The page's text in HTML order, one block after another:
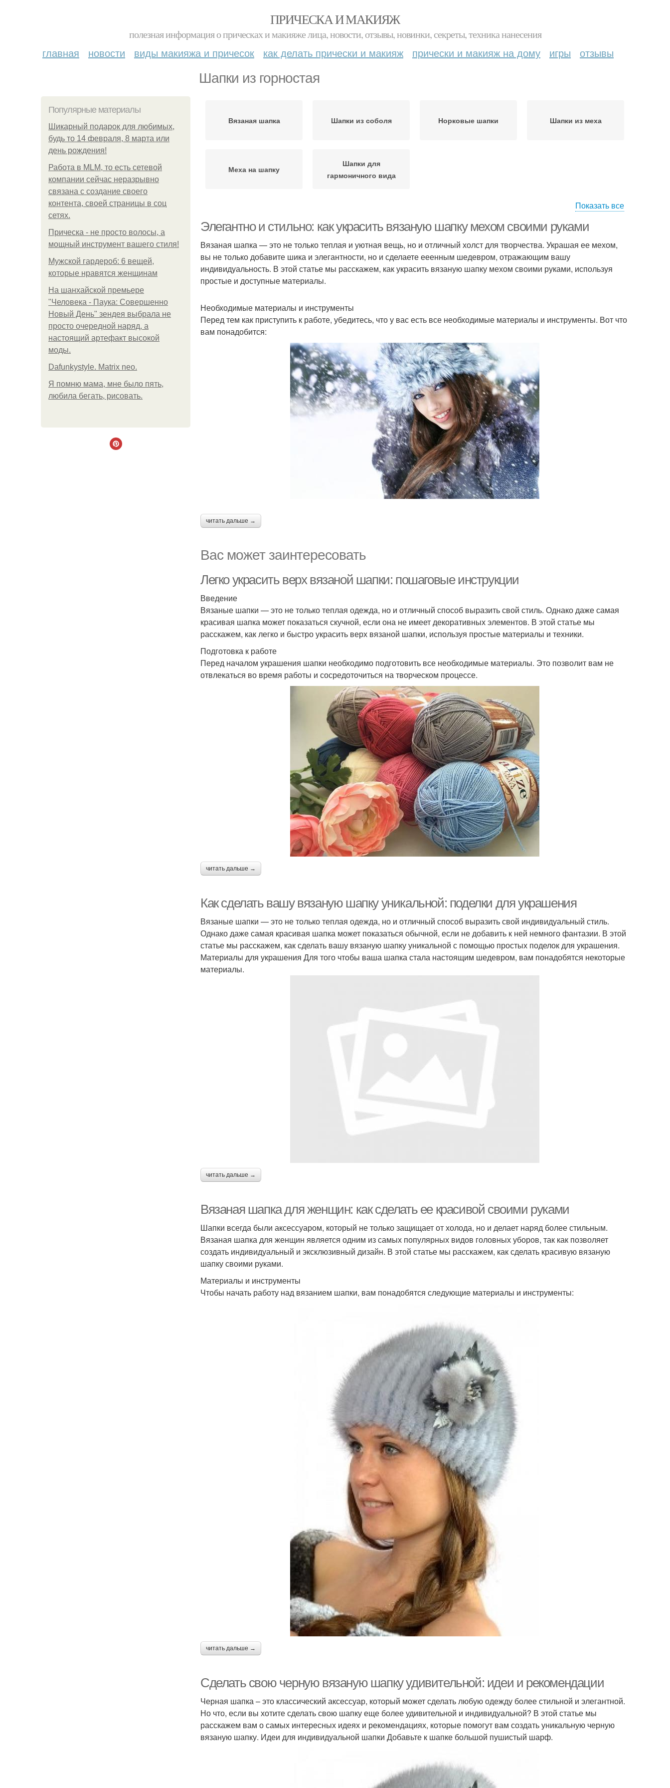
ПРИЧЕСКА И МАКИЯЖ
полезная информация о прическах и макияже лица, новости, отзывы, новинки, секреты, техника нанесения
главная новости виды макияжа и причесок как делать прически и макияж прически и макияж на дому игры отзывы
Шапки из горностая
Популярные материалы
Шикарный подарок для любимых,
будь то 14 февраля, 8 марта или
день рождения!
Работа в MLM, то есть сетевой
компании сейчас неразрывно
связана с создание своего
контента, своей страницы в соц
сетях.
Прическа - не просто волосы, а
мощный инструмент вашего стиля!
Мужской гардероб: 6 вещей,
которые нравятся женщинам
На шанхайской премьере
"Человека - Паука: Совершенно
Новый День" зендея выбрала не
просто очередной наряд, а
настоящий артефакт высокой
моды.
Dafunkystyle. Matrix neo.
Я помню мама, мне было пять,
любила бегать, рисовать.
Вязаная шапка Шапки из соболя Норковые шапки Шапки из меха
Меха на шапку
Шапки для
гармоничного вида
Показать все
Элегантно и стильно: как украсить вязаную шапку мехом своими руками
Вязаная шапка — это не только теплая и уютная вещь, но и отличный холст для творчества. Украшая ее мехом,
вы не только добавите шика и элегантности, но и сделаете ееенным шедевром, отражающим вашу
индивидуальность. В этой статье мы расскажем, как украсить вязаную шапку мехом своими руками, используя
простые и доступные материалы.
Необходимые материалы и инструменты
Перед тем как приступить к работе, убедитесь, что у вас есть все необходимые материалы и инструменты. Вот что
вам понадобится:
читать дальше →
Вас может заинтересовать
Легко украсить верх вязаной шапки: пошаговые инструкции
Введение
Вязаные шапки — это не только теплая одежда, но и отличный способ выразить свой стиль. Однако даже самая
красивая шапка может показаться скучной, если она не имеет декоративных элементов. В этой статье мы
расскажем, как легко и быстро украсить верх вязаной шапки, используя простые материалы и техники.
Подготовка к работе
Перед началом украшения шапки необходимо подготовить все необходимые материалы. Это позволит вам не
отвлекаться во время работы и сосредоточиться на творческом процессе.
читать дальше →
Как сделать вашу вязаную шапку уникальной: поделки для украшения
Вязаные шапки — это не только теплая одежда, но и отличный способ выразить свой индивидуальный стиль.
Однако даже самая красивая шапка может показаться обычной, если не добавить к ней немного фантазии. В этой
статье мы расскажем, как сделать вашу вязаную шапку уникальной с помощью простых поделок для украшения.
Материалы для украшения Для того чтобы ваша шапка стала настоящим шедевром, вам понадобятся некоторые
материалы.
читать дальше →
Вязаная шапка для женщин: как сделать ее красивой своими руками
Шапки всегда были аксессуаром, который не только защищает от холода, но и делает наряд более стильным.
Вязаная шапка для женщин является одним из самых популярных видов головных уборов, так как позволяет
создать индивидуальный и эксклюзивный дизайн. В этой статье мы расскажем, как сделать красивую вязаную
шапку своими руками.
Материалы и инструменты
Чтобы начать работу над вязанием шапки, вам понадобятся следующие материалы и инструменты:
читать дальше →
Сделать свою черную вязаную шапку удивительной: идеи и рекомендации
Черная шапка – это классический аксессуар, который может сделать любую одежду более стильной и элегантной.
Но что, если вы хотите сделать свою шапку еще более удивительной и индивидуальной? В этой статье мы
расскажем вам о самых интересных идеях и рекомендациях, которые помогут вам создать уникальную черную
вязаную шапку. Идеи для индивидуальной шапки Добавьте к шапке большой пушистый шарф.